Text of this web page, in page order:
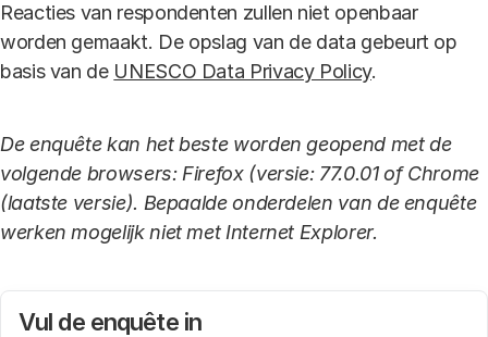
Reacties van respondenten zullen niet openbaar
worden gemaakt. De opslag van de data gebeurt op
basis van de UNESCO Data Privacy Policy.
De enquête kan het beste worden geopend met de
volgende browsers: Firefox (versie: 77.0.01 of Chrome
(laatste versie). Bepaalde onderdelen van de enquête
werken mogelijk niet met Internet Explorer.
Vul de enquête in